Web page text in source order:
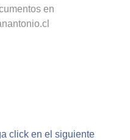
en
click en el siguiente